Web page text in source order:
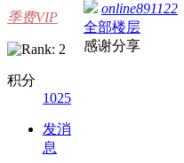
季费VIP
积分
1025
发消
息
online891122
全部楼层
感谢分享